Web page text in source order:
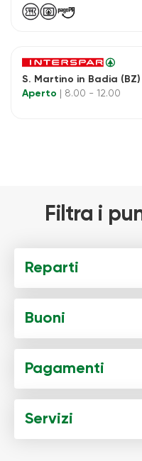
S. Martino in Badia (BZ)
Aperto
| 8.00 - 12.00
Filtra i
Reparti
Buoni
Pagamenti
Servizi